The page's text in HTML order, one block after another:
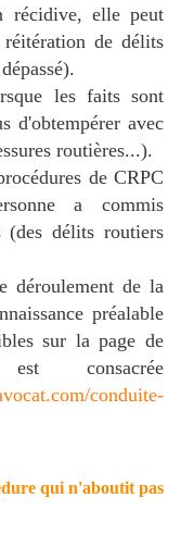
récidive, elle peut
de délits
les faits sont
d'obtempérer avec
routières...).
de CRPC
a commis
(des délits routiers
déroulement de la
préalable
sur la page de
consacrée
conduite-
qui n'aboutit pas